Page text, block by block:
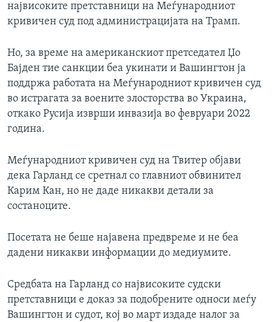
највисоките претставници на Меѓународниот
кривичен суд под администрацијата на Трамп.
Но, за време на американскиот претседател Џо
Бајден тие санкции беа укинати и Вашингтон ја
поддржа работата на Меѓународниот кривичен суд
во истрагата за воените злосторства во Украина,
откако Русија изврши инвазија во февруари 2022
година.
Меѓународниот кривичен суд на Твитер објави
дека Гарланд се сретнал со главниот обвинител
Карим Кан, но не даде никакви детали за
состаноците.
Посетата не беше најавена предвреме и не беа
дадени никакви информации до медиумите.
Средбата на Гарланд со највисоките судски
претставници е доказ за подобрените односи меѓу
Вашингтон и судот, кој во март издаде налог за